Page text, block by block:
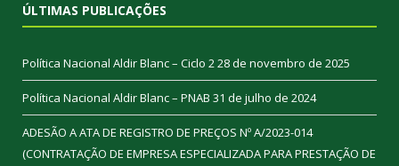
ÚLTIMAS PUBLICAÇÕES
Política Nacional Aldir Blanc – Ciclo 228 de novembro de 2025
Política Nacional Aldir Blanc – PNAB 31 de julho de 2024
ADESÃO A ATA DE REGISTRO DE PREÇOS Nº A/2023-014
(CONTRATAÇÃO DE EMPRESA ESPECIALIZADA PARA PRESTAÇÃO DE